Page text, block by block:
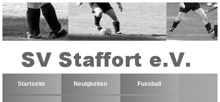
Startseite Neuigkeiten Fussball